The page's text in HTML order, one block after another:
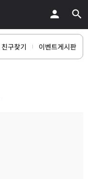
친구찾기 이벤트게시판